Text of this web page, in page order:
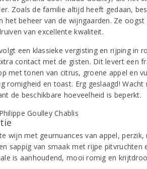
Zoals de familie altijd heeft gedaan,
het beheer van de wijngaarden. Ze
van excellente kwaliteit.
een klassieke vergisting en rijping in
contact met de gisten. Dit levert een
met tonen van citrus, groene appel en
romigheid en toast. Erg geslaagd!
de beschikbare hoeveelheid is beperkt.
wijn met geurnuances van appel, perzik,
sappig van smaak met rijpe pitvruchten
is aanhoudend, mooi romig en